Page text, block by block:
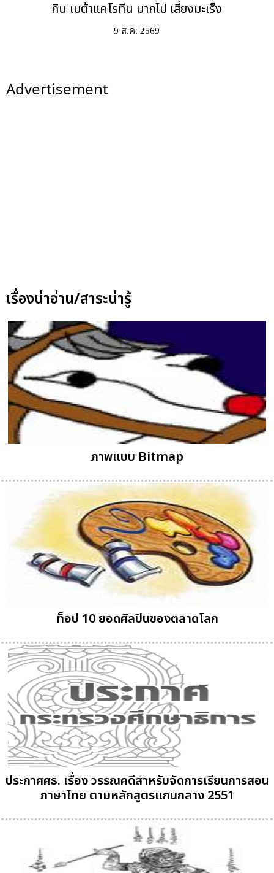
กิน เบต้าแคโรทีน มากไป เสี่ยงมะเร็ง
9 ส.ค. 2569
Advertisement
เรื่องน่าอ่าน/สาระน่ารู้
ภาพแบบ Bitmap
ท็อป 10 ยอดศิลปินของตลาดโลก
ประกาศศธ. เรื่อง วรรณคดีสำหรับจัดการเรียนการสอน
ภาษาไทย ตามหลักสูตรแกนกลาง 2551